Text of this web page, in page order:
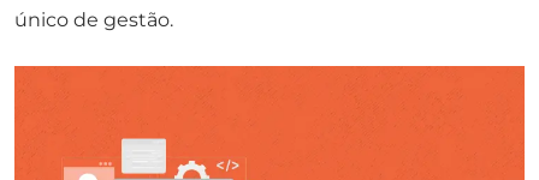
único de gestão.